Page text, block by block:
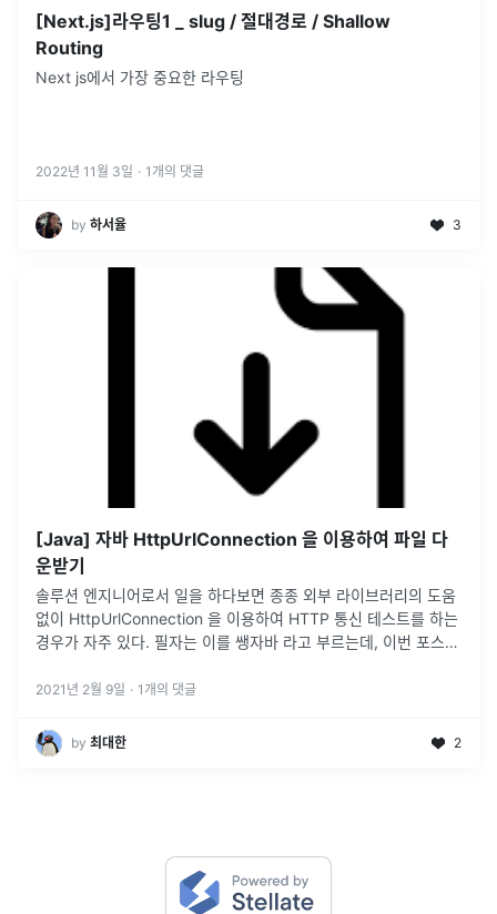
[Next.js]라우팅1 _ slug / 절대경로 / Shallow
Routing
Next js에서 가장 중요한 라우팅
2022년 11월 3일 · 1 개의 댓글
by 하서율 3
[Java] 자바 HttpUrlConnection 을 이용하여 파일 다
운받기
솔루션 엔지니어로서 일을 하다보면 종종 외부 라이브러리의 도움
없이 HttpUrlConnection 을 이용하여 HTTP 통신 테스트를 하는
경우가 자주 있다. 필자는 이를 쌩자바 라고 부르는데, 이번 포스트
2021년 2월 9일 · 1 개의 댓글
by 최대한 2